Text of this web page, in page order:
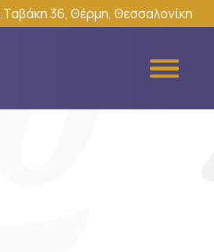
36, Θέρμη, Θεσσαλονίκη